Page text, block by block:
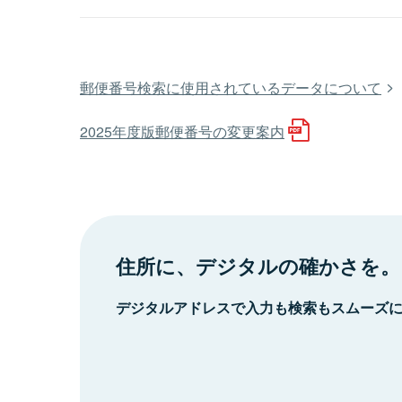
郵便番号検索に使用されているデータについて
2025年度版郵便番号の変更案内
住所に、デジタルの確かさを。
デジタルアドレスで入力も検索もスムーズ